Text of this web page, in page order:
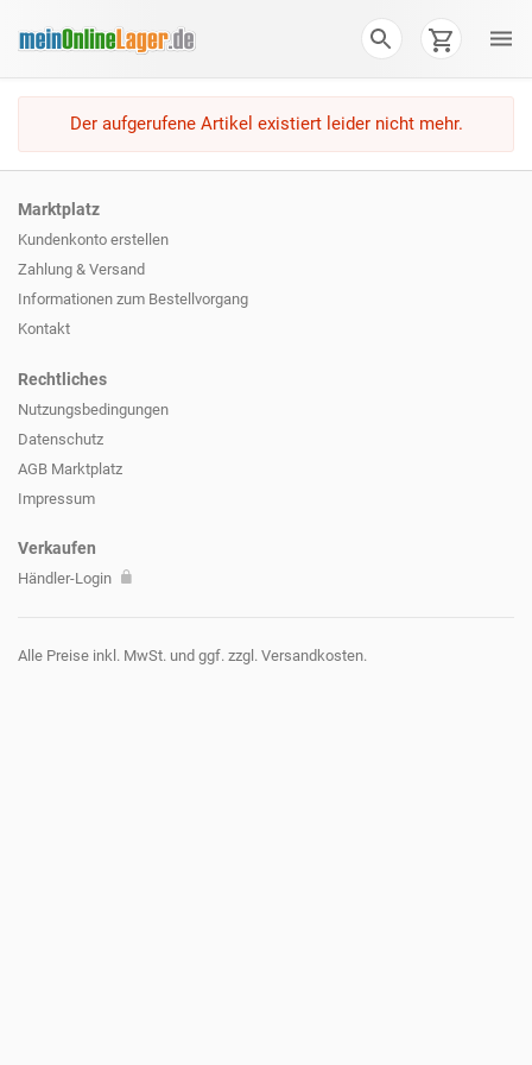
Der aufgerufene Artikel existiert leider nicht mehr.
Marktplatz
Kundenkonto erstellen
Zahlung & Versand
Informationen zum Bestellvorgang
Kontakt
Rechtliches
Nutzungsbedingungen
Datenschutz
AGB Marktplatz
Impressum
Verkaufen
Händler-Login
Alle Preise inkl. MwSt. und ggf. zzgl. Versandkosten.